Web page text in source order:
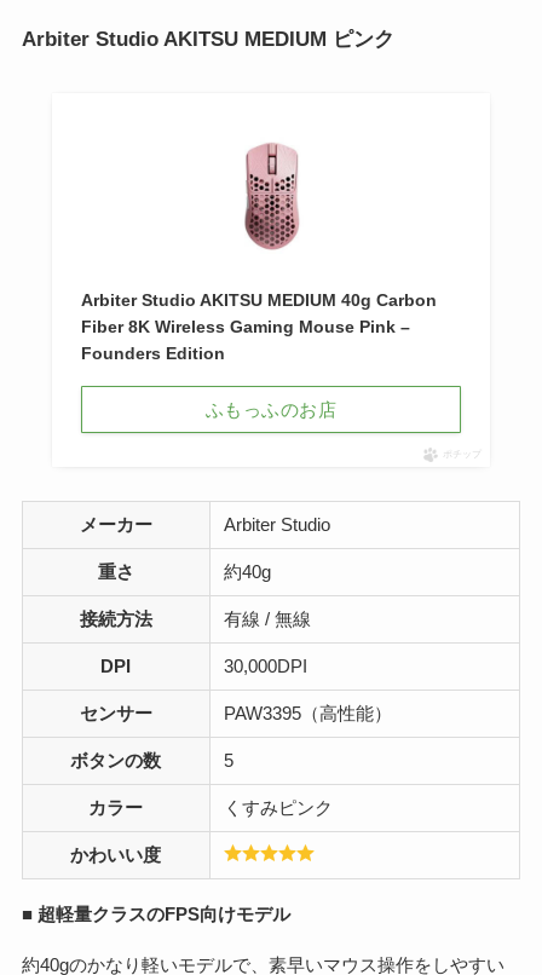
Arbiter Studio AKITSU MEDIUM ピンク
Arbiter Studio AKITSU MEDIUM 40g Carbon
Fiber 8K Wireless Gaming Mouse Pink –
Founders Edition
ふもっふのお店
ポチップ
メーカー Arbiter Studio
重さ 約40g
接続方法 有線 / 無線
DPI 30,000DPI
センサー PAW3395（高性能）
ボタンの数 5
カラー くすみピンク
かわいい度
■ 超軽量クラスのFPS向けモデル
約40gのかなり軽いモデルで、素早いマウス操作をしやすい